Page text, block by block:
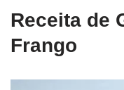
Receita de
Frango